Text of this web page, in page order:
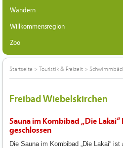
Wandern
Willkommensregion
Zoo
Startseite > Touristik & Freizeit >
Freibad Wiebelskirchen
Sauna im Kombibad „Die Lakai“
geschlossen
Die Sauna im Kombibad „Die Lakai“